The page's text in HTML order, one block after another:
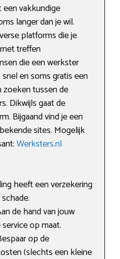
vakkundige
langer dan je wil.
platforms die je
treffen
die een werkster
en soms gratis een
zoeken tussen de
Dikwijls gaat de
Bijgaand vind je een
sites. Mogelijk
Werksters.nl
heeft een verzekering
de hand van jouw
op maat.
op de
(slechts een kleine